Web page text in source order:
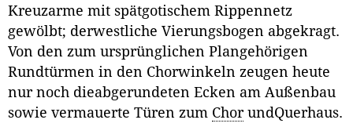
Kreuzarme mit spätgotischem Rippennetz
gewölbt; derwestliche Vierungsbogen abgekragt.
Von den zum ursprünglichen Plangehörigen
Rundtürmen in den Chorwinkeln zeugen heute
nur noch dieabgerundeten Ecken am Außenbau
sowie vermauerte Türen zum ChorundQuerhaus.